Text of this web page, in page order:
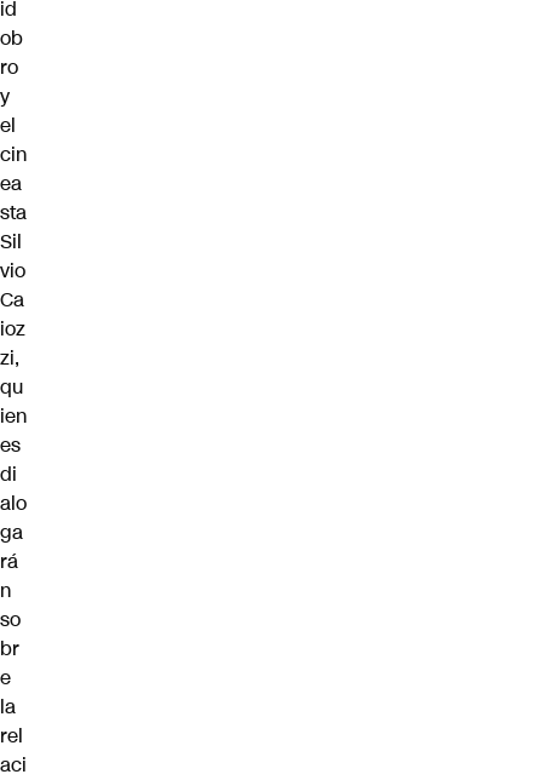
id
ob
ro
y
el
cin
ea
sta
Sil
vio
Ca
ioz
zi,
qu
ien
es
di
alo
ga
rá
n
so
br
e
la
rel
aci